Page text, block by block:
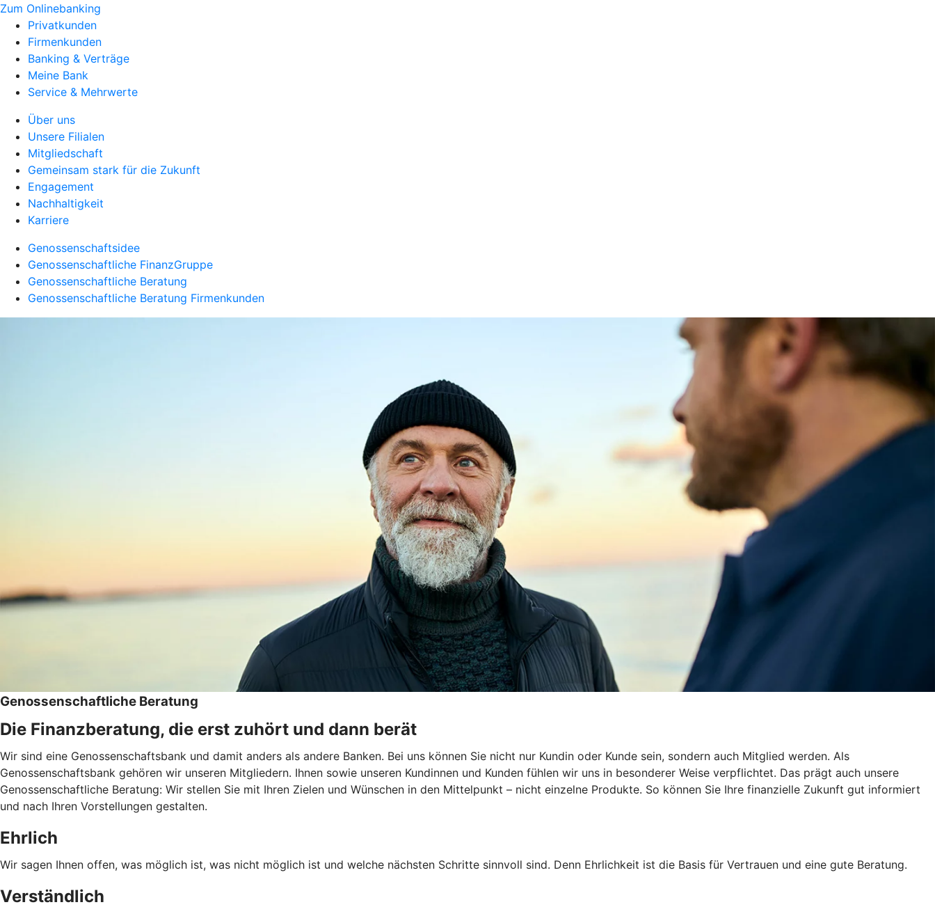
Zum Onlinebanking
Privatkunden
Firmenkunden
Banking & Verträge
Meine Bank
Service & Mehrwerte
Über uns
Unsere Filialen
Mitgliedschaft
Gemeinsam stark für die Zukunft
Engagement
Nachhaltigkeit
Karriere
Genossenschaftsidee
Genossenschaftliche FinanzGruppe
Genossenschaftliche Beratung
Genossenschaftliche Beratung Firmenkunden
Genossenschaftliche Beratung
Die Finanzberatung, die erst zuhört und dann berät
Wir sind eine Genossenschaftsbank und damit anders als andere Banken. Bei uns können Sie nicht nur Kundin oder Kunde sein, sondern auch Mitglied werden. Als
Genossenschaftsbank gehören wir unseren Mitgliedern. Ihnen sowie unseren Kundinnen und Kunden fühlen wir uns in besonderer Weise verpflichtet. Das prägt auch unsere
Genossenschaftliche Beratung: Wir stellen Sie mit Ihren Zielen und Wünschen in den Mittelpunkt – nicht einzelne Produkte. So können Sie Ihre finanzielle Zukunft gut informiert
und nach Ihren Vorstellungen gestalten.
Ehrlich
Wir sagen Ihnen offen, was möglich ist, was nicht möglich ist und welche nächsten Schritte sinnvoll sind. Denn Ehrlichkeit ist die Basis für Vertrauen und eine gute Beratung.
Verständlich